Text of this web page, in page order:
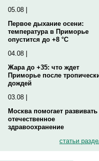
05.08 |
Первое дыхание осени:
температура в Приморье
опустится до +8 °C
04.08 |
Жара до +35: что ждет
Приморье после
дождей
03.08 |
Москва помогает развивать
отечественное
здравоохранение
статьи